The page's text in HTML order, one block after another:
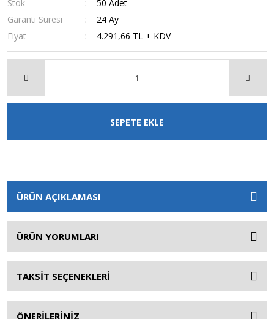
Stok
50 Adet
Garanti Süresi
24 Ay
Fiyat
4.291,66 TL + KDV
SEPETE EKLE
ÜRÜN AÇIKLAMASI
ÜRÜN YORUMLARI
TAKSİT SEÇENEKLERİ
ÖNERİLERİNİZ